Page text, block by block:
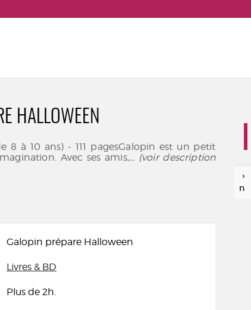
HALLOWEEN
8 à 10 ans) - 111 pagesGalopin est un petit
Avec ses amis,... (voir description
Galopin prépare Halloween
Livres & BD
Plus de 2h.
n